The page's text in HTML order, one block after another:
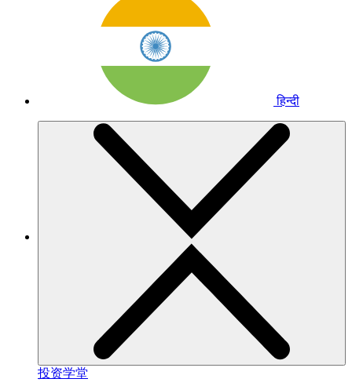
हिन्दी
投资学堂